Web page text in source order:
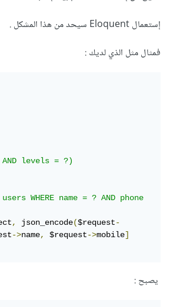
إستعمال Eloquent سيحد من هذا المشكل .
فمثال مثل الذي لديك :
levels = ?)
users WHERE name = ? AND phone
, json_encode($request-
->name, $request->mobile]
يصبح :